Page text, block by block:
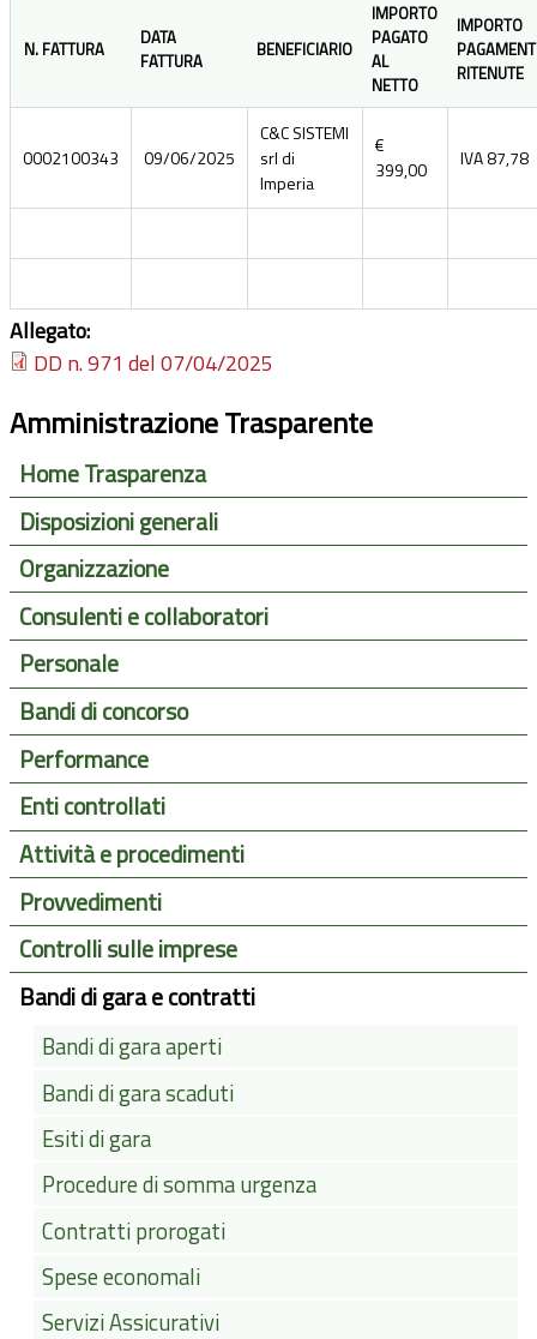
N. FATTURA
DATA
FATTURA
BENEFICIARIO
IMPORTO
PAGATO
AL
NETTO
IMPORTO
RITENUTE
0002100343 09/06/2025
C&C SISTEMI
srl di
Imperia
€
399,00
IVA 87,78
Allegato:
DD n. 971 del 07/04/2025
Amministrazione Trasparente
Home Trasparenza
Disposizioni generali
Organizzazione
Consulenti e collaboratori
Personale
Bandi di concorso
Performance
Enti controllati
Attività e procedimenti
Provvedimenti
Controlli sulle imprese
Bandi di gara e contratti
Bandi di gara aperti
Bandi di gara scaduti
Esiti di gara
Procedure di somma urgenza
Contratti prorogati
Spese economali
Servizi Assicurativi